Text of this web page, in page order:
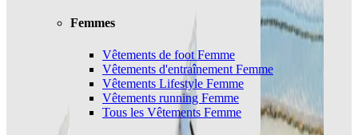
Femmes
Vêtements de foot Femme
Vêtements d'entraînement Femme
Vêtements Lifestyle Femme
Vêtements running Femme
Tous les Vêtements Femme